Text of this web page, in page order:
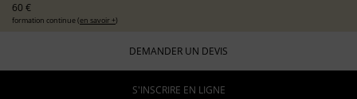
60 €
formation continue (en savoir +)
DEMANDER UN DEVIS
S'INSCRIRE EN LIGNE